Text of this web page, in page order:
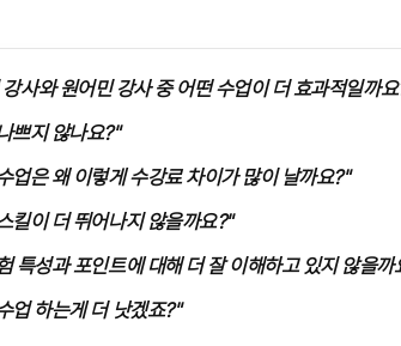
사와 원어민 강사 중 어떤 수업이 더 효과적일까요
쁘지 않나요?"
업은 왜 이렇게 수강료 차이가 많이 날까요?"
킬이 더 뛰어나지 않을까요?"
특성과 포인트에 대해 더 잘 이해하고 있지 않을까
업 하는게 더 낫겠죠?"